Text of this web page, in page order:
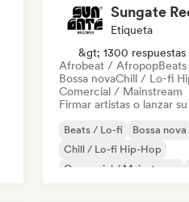
Sungate
Etiqueta
&gt; 1300 respuestas
Afrobeat / Afropop
Bossa novaChill / Lo-fi
Comercial / Mainstream
Firmar artistas o lanzar
Beats / Lo-fi
Bossa nova
Chill / Lo-fi Hip-Hop
Comercial / Mainstream